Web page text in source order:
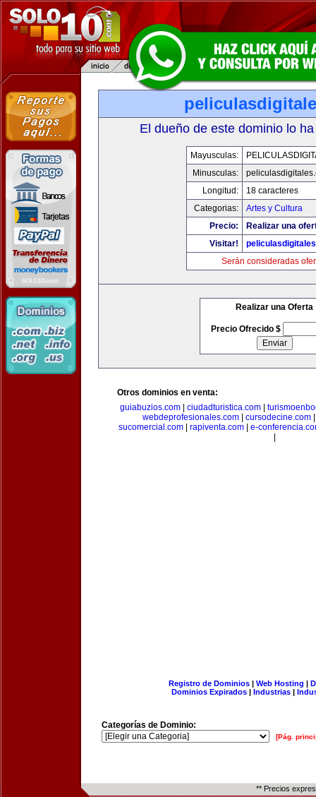
El dueño de este dominio lo
Mayusculas:
Minusculas:
Longitud:
18 caracteres
Categorias:
Artes y Cultura
Precio:
Realizar una
Visitar!
Serán consideradas
Realizar una Oferta
Precio Ofrecido $
Otros dominios en venta:
guiabuzios.com| ciudadturistica.com|
webdeprofesionales.com| cursodecine.com
sucomercial.com
rapiventa.com
e-
Registro de Dominios| Web Hosting |
Dominios Expirados | Industrias |
Categorías de Dominio:
[Pág.
** Precios